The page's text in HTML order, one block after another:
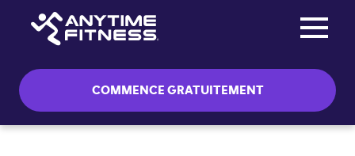
COMMENCE GRATUITEMENT